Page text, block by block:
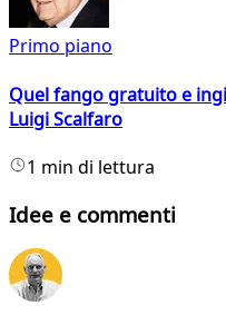
Primo piano
Quel fango gratuito e
Luigi Scalfaro
1 min di lettura
Idee e commenti